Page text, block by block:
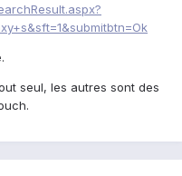
seul, les autres sont des